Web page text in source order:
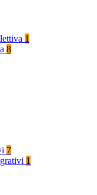
1
8
7
1